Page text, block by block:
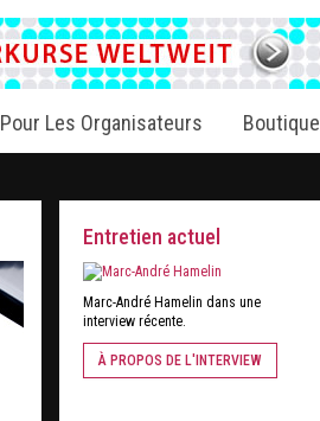
Pour Les Organisateurs Boutique
Entretien actuel
Marc-André Hamelin dans une
interview récente.
À PROPOS DE L'INTERVIEW